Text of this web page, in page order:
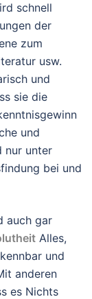
schnell
der
zum
usw.
und
sie die
und
nur unter
bei und
auch gar
Alles,
und
anderen
es Nichts